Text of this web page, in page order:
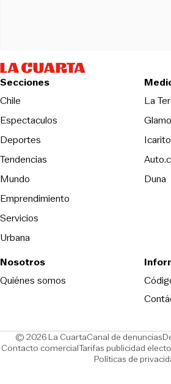
Secciones
Chile
Espectaculos
Deportes
Tendencias
Mundo
Emprendimiento
Servicios
Urbana
La
Icarito
Duna
Nosotros
Quiénes somos
© 2026 La CuartaCanal de denuncias
Contacto comercialOpens in new window
Tarifas publicidad
Políticas de